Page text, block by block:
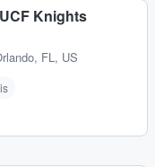
Knights
FL, US